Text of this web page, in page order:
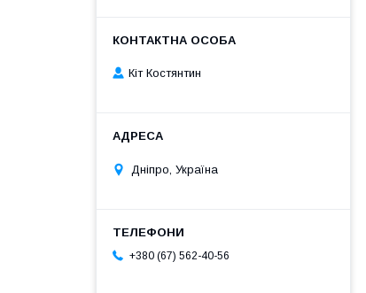
Кіт Костянтин
Дніпро, Україна
+380 (67) 562-40-56